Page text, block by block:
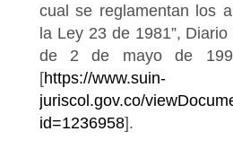
cual se reglamentan los
la Ley 23 de 1981”,
de 2 de mayo de
[https://www.suin-
juriscol.gov.co/
id=1236958].